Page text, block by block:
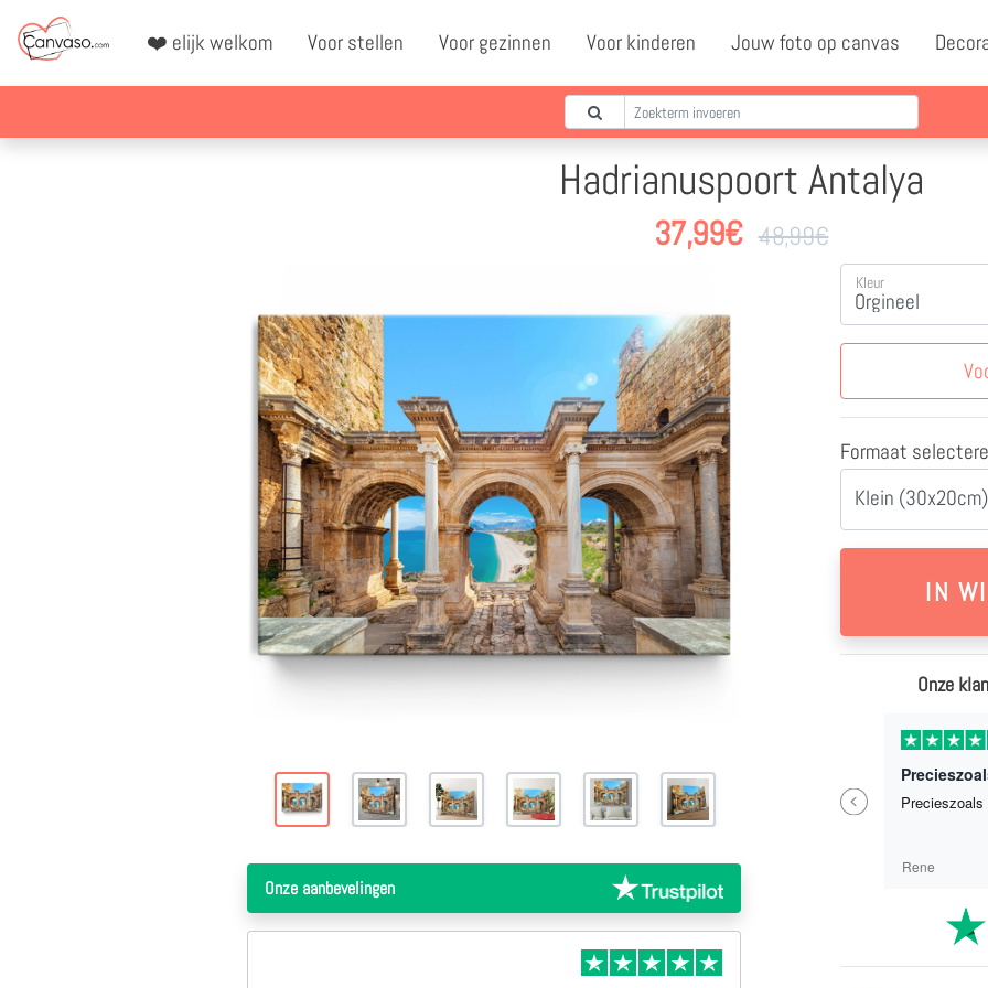
❤️ elijk welkom Voor stellen Voor gezinnen Voor kinderen Jouw foto op canvas
Hadrianuspoort Antalya
37,99€ 48,99€
Onze aanbevelingen
Kleur
Formaat
Klein
Onze
Previous
deze site werkt snel duidelijk en is zeer betrouwbaar,heb er nog niet vaak besteld maar mijn ervaring is zeer goed hele fijne samenwerking.100%
deze site werkt snel duidelijk en is zeer
betrouwbaar,heb er nog niet vaak
Cor Van Der Linden
Zo een erg mooi Canvas doek besteld
!Helemaal geweldig !!Ik had nog
C Weber
Precieszoals
Rene